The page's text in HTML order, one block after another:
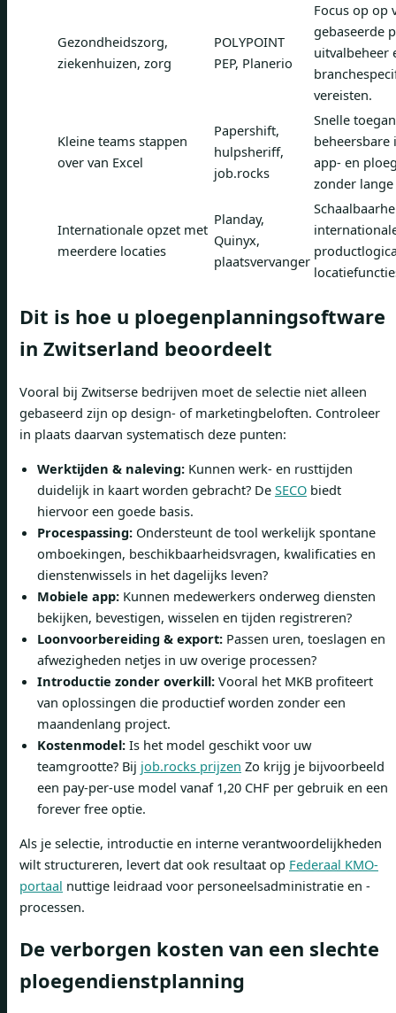
Gezondheidszorg,
ziekenhuizen, zorg
POLYPOINT
PEP, Planerio
Focus op op
gebaseerde
uitvalbeheer
vereisten.
Kleine teams stappen
over van Excel
Papershift,
hulpsheriff,
job.rocks
Snelle
beheersbare
app- en
zonder
Internationale opzet met
meerdere locaties
Planday,
Quinyx,
plaatsvervanger
Dit is hoe u ploegenplanningsoftware
in Zwitserland beoordeelt
Vooral bij Zwitserse bedrijven moet de selectie niet alleen
gebaseerd zijn op design- of marketingbeloften. Controleer
in plaats daarvan systematisch deze punten:
Werktijden & naleving: Kunnen werk- en rusttijden
duidelijk in kaart worden gebracht? De SECO biedt
hiervoor een goede basis.
Procespassing: Ondersteunt de tool werkelijk spontane
omboekingen, beschikbaarheidsvragen, kwalificaties en
dienstenwissels in het dagelijks leven?
Mobiele app: Kunnen medewerkers onderweg diensten
bekijken, bevestigen, wisselen en tijden registreren?
Loonvoorbereiding & export: Passen uren, toeslagen en
afwezigheden netjes in uw overige processen?
Introductie zonder overkill: Vooral het MKB profiteert
van oplossingen die productief worden zonder een
maandenlang project.
Kostenmodel: Is het model geschikt voor uw
teamgrootte? Bij job.rocks prijzen Zo krijg je bijvoorbeeld
een pay-per-use model vanaf 1,20 CHF per gebruik en een
forever free optie.
Als je selectie, introductie en interne verantwoordelijkheden
wilt structureren, levert dat ook resultaat op Federaal KMO-
portaal nuttige leidraad voor personeelsadministratie en -
processen.
De verborgen kosten van een slechte
ploegendienstplanning